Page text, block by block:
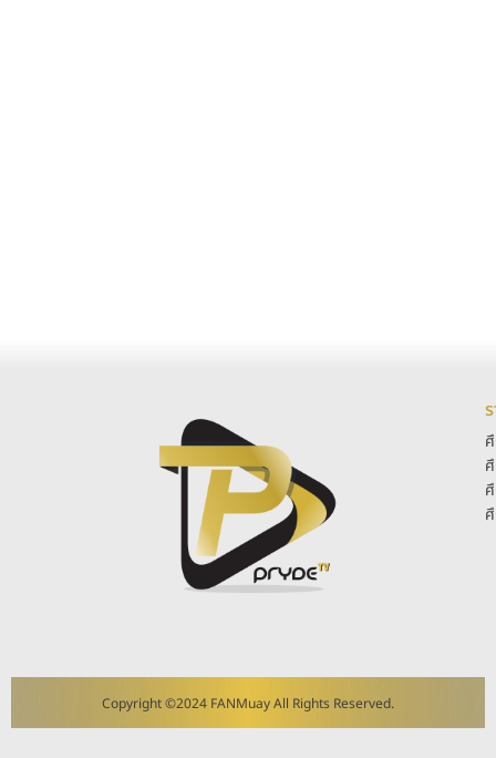
Copyright ©2024 FANMuay All Rights Reserved.